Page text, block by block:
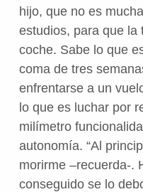
hijo, que no es
estudios, para que la
coche. Sabe lo que
coma de tres
enfrentarse a un
lo que es luchar por
milímetro
autonomía. “Al
morirme –recuerda-.
conseguido se lo